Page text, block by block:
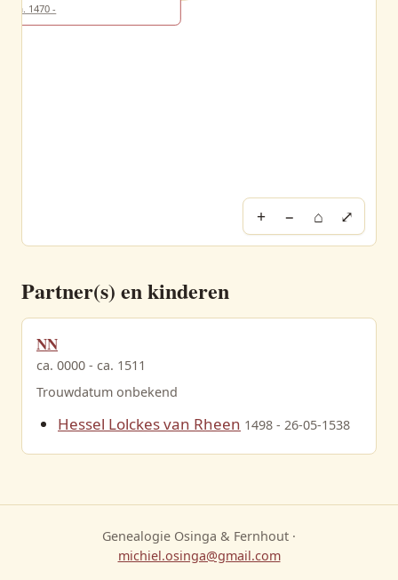
ca. 1470 -
+ − ⌂ ⤢
Partner(s) en kinderen
NN
ca. 0000 - ca. 1511
Trouwdatum onbekend
Hessel Lolckes van Rheen 1498 - 26-05-1538
Genealogie Osinga & Fernhout ·
michiel.osinga@gmail.com